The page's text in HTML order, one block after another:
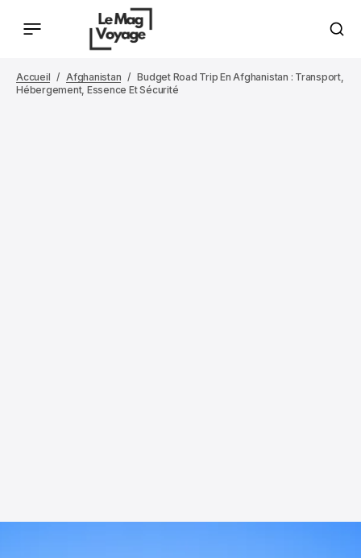
Accueil Afghanistan
Budget Road Trip En Afghanistan : Transport,
Hébergement, Essence Et Sécurité